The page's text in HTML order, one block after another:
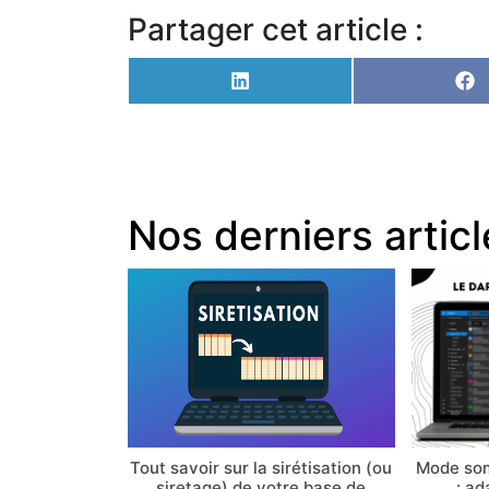
Partager cet article :
Share
on
on
Nos derniers
Tout savoir sur la sirétisation (ou
Mode